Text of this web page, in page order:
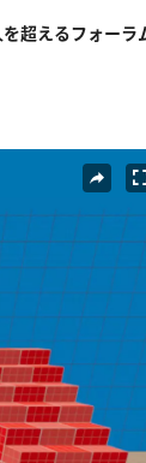
超えるフォーラ